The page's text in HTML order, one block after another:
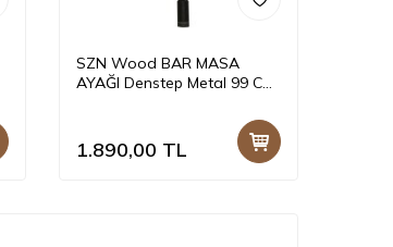
SZN Wood BAR MASA
AYAĞI Denstep Metal 99 Cm
1.890,00 TL